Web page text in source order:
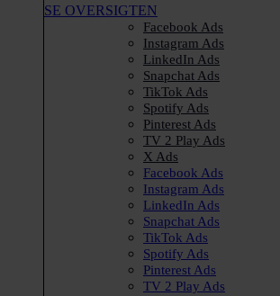
SE OVERSIGTEN
Facebook Ads
Instagram Ads
LinkedIn Ads
Snapchat Ads
TikTok Ads
Spotify Ads
Pinterest Ads
TV 2 Play Ads
X Ads
Facebook Ads
Instagram Ads
LinkedIn Ads
Snapchat Ads
TikTok Ads
Spotify Ads
Pinterest Ads
TV 2 Play Ads